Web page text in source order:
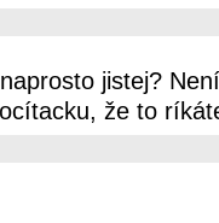
jistej?
že to